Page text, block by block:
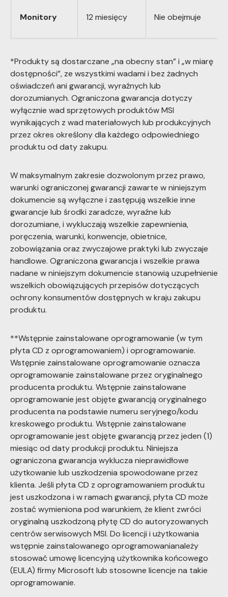
Monitory 12 miesięcy Nie obejmuje
*Produkty są dostarczane „na obecny stan” i „w miarę
dostępności”, ze wszystkimi wadami i bez żadnych
oświadczeń ani gwarancji, wyraźnych lub
dorozumianych. Ograniczona gwarancja dotyczy
wyłącznie wad sprzętowych produktów MSI
wynikających z wad materiałowych lub produkcyjnych
przez okres określony dla każdego odpowiedniego
produktu od daty zakupu.
W maksymalnym zakresie dozwolonym przez prawo,
warunki ograniczonej gwarancji zawarte w niniejszym
dokumencie są wyłączne i zastępują wszelkie inne
gwarancje lub środki zaradcze, wyraźne lub
dorozumiane, i wykluczają wszelkie zapewnienia,
poręczenia, warunki, konwencje, obietnice,
zobowiązania oraz zwyczajowe praktyki lub zwyczaje
handlowe. Ograniczona gwarancja i wszelkie prawa
nadane w niniejszym dokumencie stanowią uzupełnienie
wszelkich obowiązujących przepisów dotyczących
ochrony konsumentów dostępnych w kraju zakupu
produktu.
**Wstępnie zainstalowane oprogramowanie (w tym
płyta CD z oprogramowaniem) i oprogramowanie.
Wstępnie zainstalowane oprogramowanie oznacza
oprogramowanie zainstalowane przez oryginalnego
producenta produktu. Wstępnie zainstalowane
oprogramowanie jest objęte gwarancją oryginalnego
producenta na podstawie numeru seryjnego/kodu
kreskowego produktu. Wstępnie zainstalowane
oprogramowanie jest objęte gwarancją przez jeden (1)
miesiąc od daty produkcji produktu. Niniejsza
ograniczona gwarancja wyklucza nieprawidłowe
użytkowanie lub uszkodzenia spowodowane przez
klienta. Jeśli płyta CD z oprogramowaniem produktu
jest uszkodzona i w ramach gwarancji, płyta CD może
zostać wymieniona pod warunkiem, że klient zwróci
oryginalną uszkodzoną płytę CD do autoryzowanych
centrów serwisowych MSI. Do licencji i użytkowania
wstępnie zainstalowanego oprogramowanianależy
stosować umowę licencyjną użytkownika końcowego
(EULA) firmy Microsoft lub stosowne licencje na takie
oprogramowanie.